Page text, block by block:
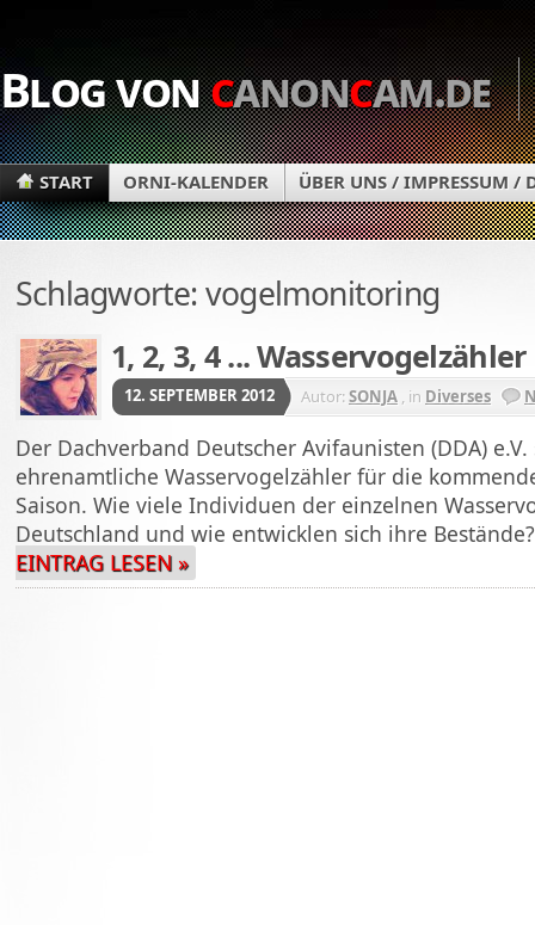
Blog voncanoncam.de
START ORNI-KALENDER ÜBER UNS / IMPRESSUM /
Schlagworte: vogelmonitoring
1, 2, 3, 4 ...
12. SEPTEMBER 2012 Autor:SONJA , in Diverses
Der Dachverband Deutscher Avifaunisten (DDA)
ehrenamtliche Wasservogelzähler für die
Saison. Wie viele Individuen der einzelnen
Deutschland und wie entwicklen sich ihre
EINTRAG LESEN »